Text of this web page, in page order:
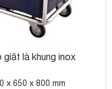
có gạt tàn thuốc lá
x 810 mm